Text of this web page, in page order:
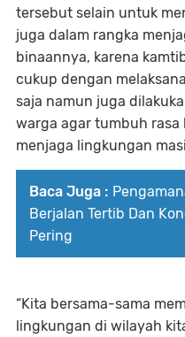
tersebut selain untuk
juga dalam rangka
binaannya, karena
cukup dengan
saja namun juga
warga agar tumbuh rasa
menjaga lingkungan
Baca Juga :
Berjalan Tertib Dan
Pering
“Kita bersama-sama
lingkungan di wilayah